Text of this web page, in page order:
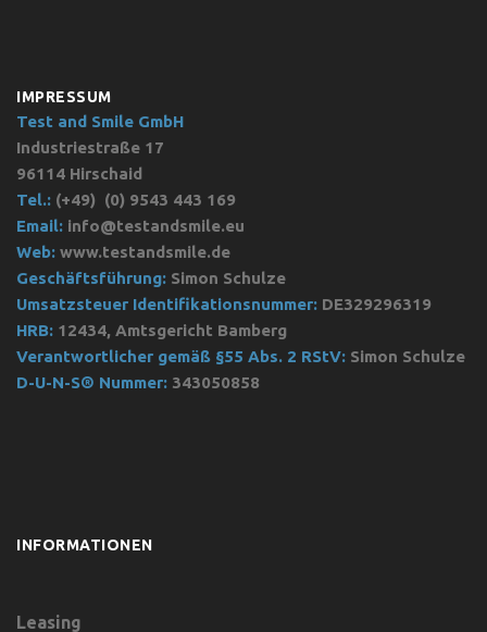
IMPRESSUM
Test and Smile GmbH
Industriestraße 17
96114 Hirschaid
Tel.: (+49) (0) 9543 443 169
Email: info@testandsmile.eu
Web: www.testandsmile.de
Geschäftsführung: Simon Schulze
Umsatzsteuer Identifikationsnummer: DE329296319
HRB: 12434, Amtsgericht Bamberg
Verantwortlicher gemäß §55 Abs. 2 RStV: Simon Schulze
D-U-N-S® Nummer: 343050858
INFORMATIONEN
Leasing